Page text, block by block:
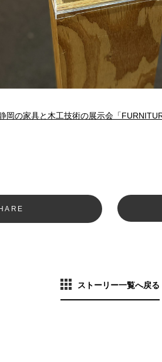
岡の家具と木工技術の展示会「
ストーリー一覧へ戻る